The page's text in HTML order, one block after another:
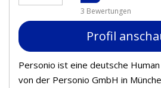
3 Bewertungen
Profil
Personio ist eine deutsche
von der Personio GmbH in